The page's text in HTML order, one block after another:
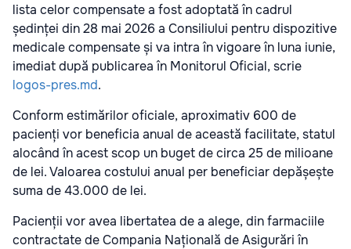
lista celor compensate a fost adoptată în cadrul
ședinței din 28 mai 2026 a Consiliului pentru dispozitive
medicale compensate și va intra în vigoare în luna iunie,
imediat după publicarea în Monitorul Oficial, scrie
logos-pres.md.
Conform estimărilor oficiale, aproximativ 600 de
pacienți vor beneficia anual de această facilitate, statul
alocând în acest scop un buget de circa 25 de milioane
de lei. Valoarea costului anual per beneficiar depășește
suma de 43.000 de lei.
Pacienții vor avea libertatea de a alege, din farmaciile
contractate de Compania Națională de Asigurări în